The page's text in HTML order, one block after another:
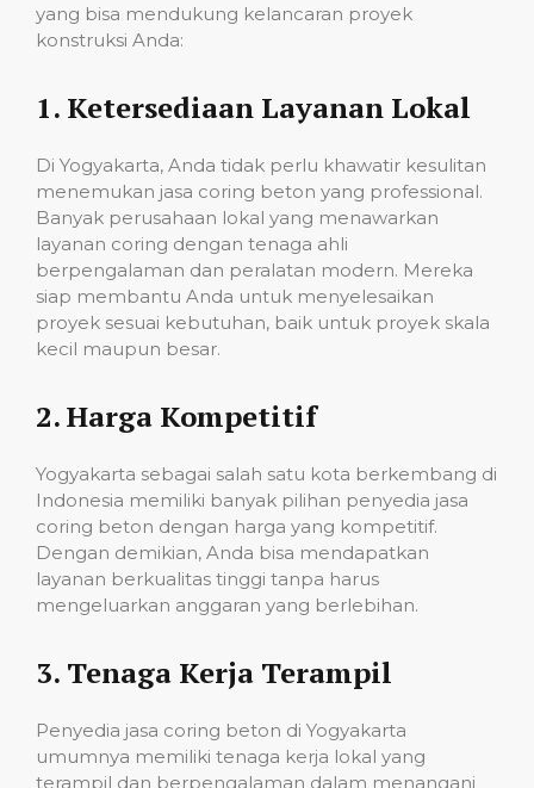
yang bisa mendukung kelancaran proyek
konstruksi Anda:
1. Ketersediaan Layanan Lokal
Di Yogyakarta, Anda tidak perlu khawatir kesulitan
menemukan jasa coring beton yang professional.
Banyak perusahaan lokal yang menawarkan
layanan coring dengan tenaga ahli
berpengalaman dan peralatan modern. Mereka
siap membantu Anda untuk menyelesaikan
proyek sesuai kebutuhan, baik untuk proyek skala
kecil maupun besar.
2.Harga Kompetitif
Yogyakarta sebagai salah satu kota berkembang di
Indonesia memiliki banyak pilihan penyedia jasa
coring beton dengan harga yang kompetitif.
Dengan demikian, Anda bisa mendapatkan
layanan berkualitas tinggi tanpa harus
mengeluarkan anggaran yang berlebihan.
3. Tenaga Kerja Terampil
Penyedia jasa coring beton di Yogyakarta
umumnya memiliki tenaga kerja lokal yang
terampil dan berpengalaman dalam menangani